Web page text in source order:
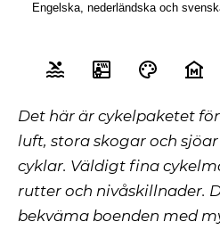
Engelska, nederländskaoch
Det här är cykelpaketet
luft, stora skogar och
cyklar. Väldigt fina
rutter och nivåskillnader.
bekväma boenden med